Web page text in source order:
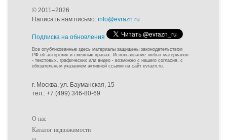
© 2011–2026
Написать нам письмо: info@evrazn.ru
Подписка на обновления
Все опубликованные здесь материалы защищены законодательством
РФ об авторских и смежных правах. Использование любых материалов
- текстовых, графических или видео - возможно с нашего согласия, с
обязательным указанием активной ссылки на сайт evrazn.ru.
г. Москва, ул. Бауманская, 15
тел.: +7 (499) 346-80-69
О нас
Каталог недвижимости